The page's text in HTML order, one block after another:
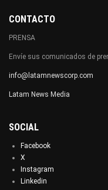
CONTACTO
PRENSA
Envíe sus comunicados de
info@latamnewscorp.com
Latam News Media
SOCIAL
Facebook
X
Instagram
Linkedin